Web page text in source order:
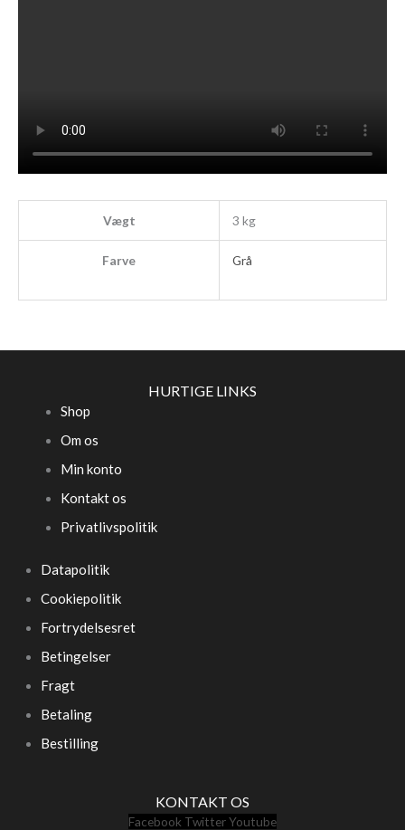
Vægt 3 kg
Farve Grå
HURTIGE LINKS
Shop
Om os
Min konto
Kontakt os
Privatlivspolitik
Datapolitik
Cookiepolitik
Fortrydelsesret
Betingelser
Fragt
Betaling
Bestilling
KONTAKT OS
Facebook TwitterYoutube